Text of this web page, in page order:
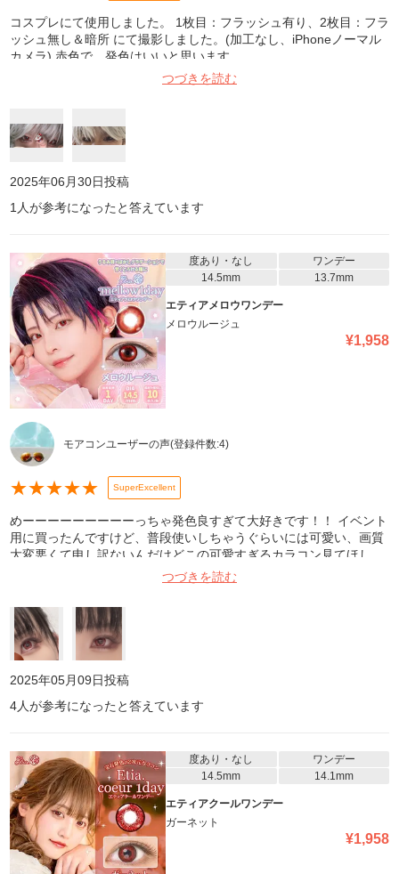
コスプレにて使用しました。 1枚目：フラッシュ有り、2枚目：フラ
ッシュ無し＆暗所 にて撮影しました。(加工なし、iPhoneノーマル
カメラ) 赤色で、発色はいいと思います
つづきを読む
2025年06月30日投稿
1 人が参考になったと答えています
度あり・なし
ワンデー
14.5mm
13.7mm
エティアメロウワンデー
メロウルージュ
¥1,958
モアコンユーザーの声(登録件数:4)
★★★★★ SuperExcellent
めーーーーーーーーーっちゃ発色良すぎて大好きです！！ イベント
用に買ったんですけど、普段使いしちゃうぐらいには可愛い、画質
大変悪くて申し訳ないんだけどこの可愛すぎるカラコン見てほし
い、、。 裏表逆に入ってたりするけど色で判断できるし良いかな。
乾いてゴロゴロしたりズレることもほぼないし、目薬もあまり使わ
なくて良いから楽！でした！これはリピしたｰｰｰｰｰｰｰｰｰｰｯい‼️‼️
つづきを読む
2025年05月09日投稿
4人が参考になったと答えています
度あり・なし
ワンデー
14.5mm
14.1mm
エティアクールワンデー
ガーネット
¥1,958